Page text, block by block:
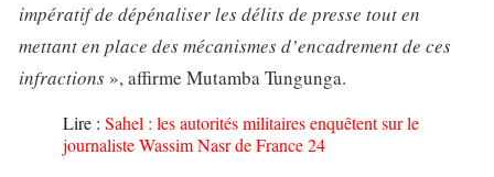
impératif de dépénaliser les délits de presse tout en
mettant en place des mécanismes d’encadrement de ces
infractions », affirme Mutamba Tungunga.
Lire : Sahel : les autorités militaires enquêtent sur le
journaliste Wassim Nasr de France 24